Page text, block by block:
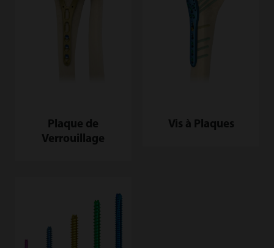
Plaque de
Verrouillage
Vis à Plaques